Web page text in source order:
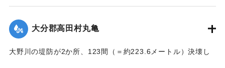
｜固有コード: 002680205
大分郡高田村丸亀
大野川の堤防が2か所、123間（＝約223.6メートル）決壊し